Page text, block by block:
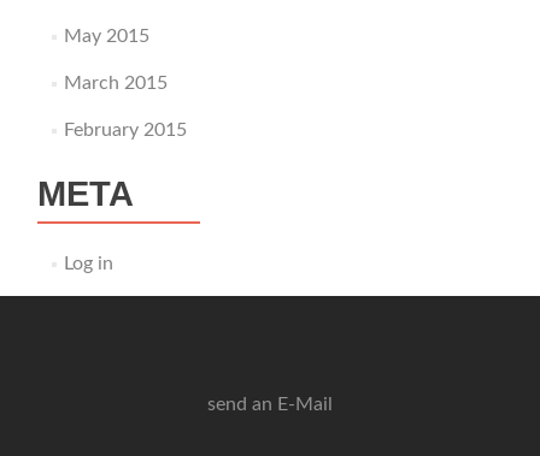
May 2015
March 2015
February 2015
META
Log in
send an E-Mail